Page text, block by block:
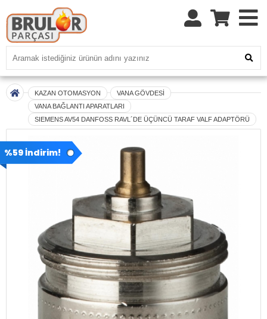
KAZAN OTOMASYON
VANA GÖVDESİ
VANA BAĞLANTI APARATLARI
SIEMENS AV54 DANFOSS RAVL´DE ÜÇÜNCÜ TARAF VALF ADAPTÖRÜ
%59 İndirim!